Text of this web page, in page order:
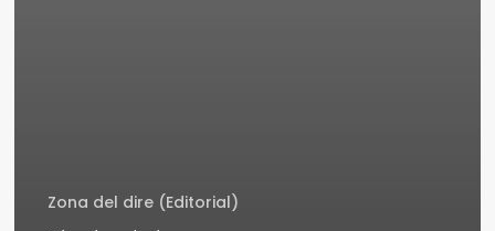
Zona del dire (Editorial)